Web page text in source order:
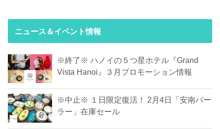
ニュース＆イベント情報
※終了※ ハノイの５つ星ホテル『Grand
Vista Hanoi』３月プロモーション情報
※中止※ １日限定復活！ 2月4日「安南パー
ラー」在庫セール